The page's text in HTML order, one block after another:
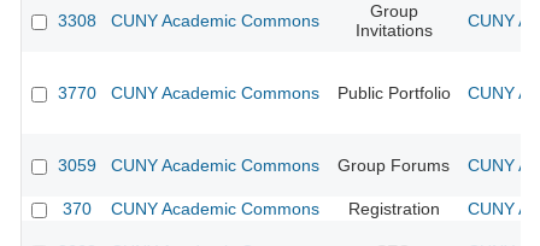
3308 CUNY Academic Commons
Group
Invitations
CUNY
3770 CUNY Academic Commons Public Portfolio CUNY
3059 CUNY Academic Commons Group Forums CUNY
370 CUNY Academic Commons Registration CUNY